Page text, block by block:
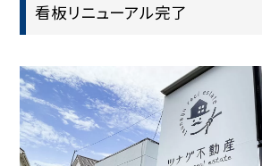
看板リニューアル完了